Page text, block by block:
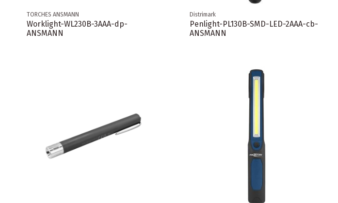
TORCHES ANSMANN
Worklight-WL230B-3AAA-dp-
ANSMANN
Distrimark
Penlight-PL130B-SMD-LED-2AAA-cb-
ANSMANN